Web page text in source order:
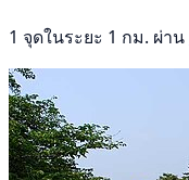
1 จุดในระยะ 1 กม. ผ่าน